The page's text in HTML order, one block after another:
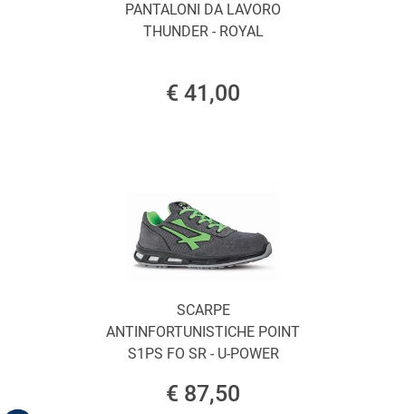
PANTALONI DA LAVORO
THUNDER - ROYAL
€ 41,00
SCARPE
ANTINFORTUNISTICHE POINT
S1PS FO SR - U-POWER
€ 87,50